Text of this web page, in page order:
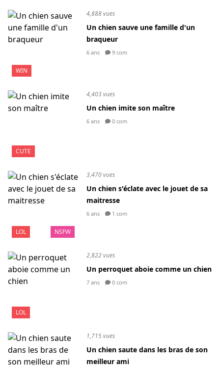
WIN
4,888 vues
Un chien sauve une famille d'un
braqueur
6 ans 9 com
CUTE
4,403 vues
Un chien imite son maître
6 ans 0 com
LOL NSFW
3,470 vues
Un chien s'éclate avec le jouet de sa
maitresse
6 ans 1 com
LOL
2,822 vues
Un perroquet aboie comme un chien
7 ans 0 com
1,715 vues
Un chien saute dans les bras de son
meilleur ami